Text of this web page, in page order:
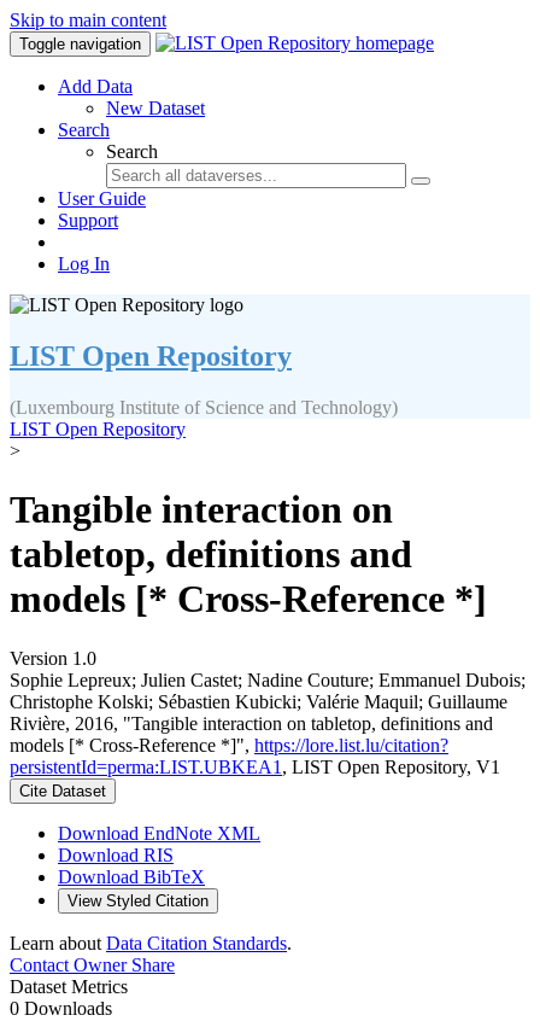
Skip to main content
Toggle navigation
Add Data
New Dataset
Search
Search
User Guide
Support
Log In
LIST Open Repository
(Luxembourg Institute of Science and Technology)
LIST Open Repository
>
Tangible interaction on
tabletop, definitions and
models [* Cross-Reference *]
Version 1.0
Sophie Lepreux; Julien Castet; Nadine Couture; Emmanuel Dubois;
Christophe Kolski; Sébastien Kubicki; Valérie Maquil; Guillaume
Rivière, 2016, "Tangible interaction on tabletop, definitions and
models [* Cross-Reference *]", https://lore.list.lu/citation?
persistentId=perma:LIST.UBKEA1 , LIST Open Repository, V1
Cite Dataset
Download EndNote XML
Download RIS
Download BibTeX
View Styled Citation
Learn about Data Citation Standards.
Contact OwnerShare
Dataset Metrics
0 Downloads